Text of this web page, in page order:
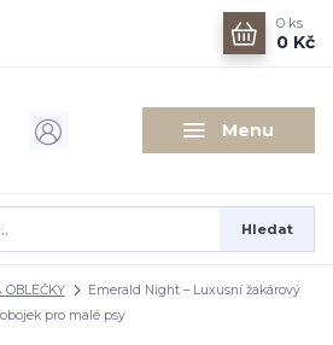
Menu
Hledat
0 ks
0 Kč
OBLEČKY
Emerald Night – Luxusní žakárový
obojek pro malé psy